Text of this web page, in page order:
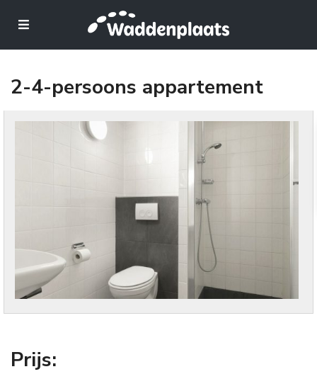
2-4-persoons appartement
Prijs: